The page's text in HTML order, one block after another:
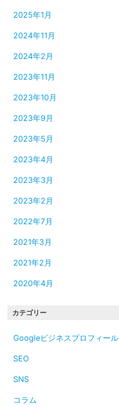
2025年1月
2024年11月
2024年2月
2023年11月
2023年10月
2023年9月
2023年5月
2023年4月
2023年3月
2023年2月
2022年7月
2021年3月
2021年2月
2020年4月
カテゴリー
Googleビジネスプロフィール
SEO
SNS
コラム